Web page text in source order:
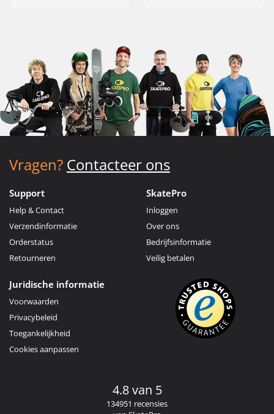
Vragen? Contacteer ons
Support
Help & Contact
Verzendinformatie
Orderstatus
Retourneren
SkatePro
Inloggen
Over ons
Bedrijfsinformatie
Veilig betalen
Juridische informatie
Voorwaarden
Privacybeleid
Toegankelijkheid
Cookies aanpassen
4.8 van 5
134951 recensies